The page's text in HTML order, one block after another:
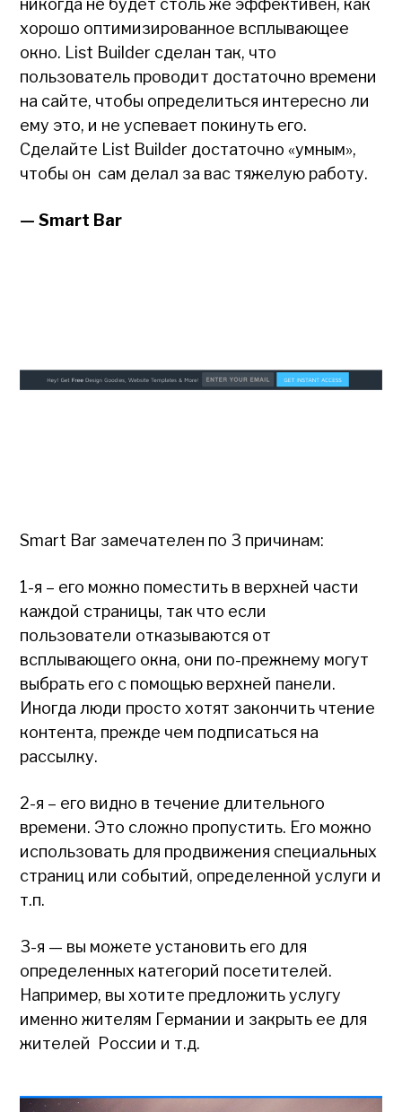
никогда не будет столь же эффективен, как
хорошо оптимизированное всплывающее
окно. List Builder сделан так, что
пользователь проводит достаточно времени
на сайте, чтобы определиться интересно ли
ему это, и не успевает покинуть его.
Сделайте List Builder достаточно «умным»,
чтобы он сам делал за вас тяжелую работу.
— Smart Bar
Smart Bar замечателен по 3 причинам:
1-я – его можно поместить в верхней части
каждой страницы, так что если
пользователи отказываются от
всплывающего окна, они по-прежнему могут
выбрать его с помощью верхней панели.
Иногда люди просто хотят закончить чтение
контента, прежде чем подписаться на
рассылку.
2-я – его видно в течение длительного
времени. Это сложно пропустить. Его можно
использовать для продвижения специальных
страниц или событий, определенной услуги и
т.п.
3-я — вы можете установить его для
определенных категорий посетителей.
Например, вы хотите предложить услугу
именно жителям Германии и закрыть ее для
жителей России и т.д.